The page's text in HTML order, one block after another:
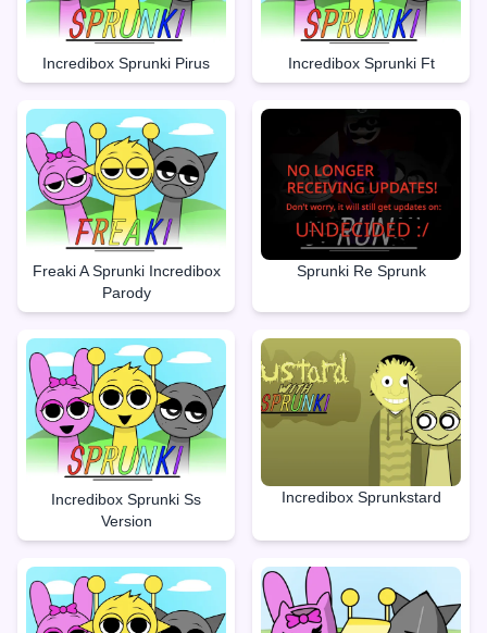
Incredibox Sprunki Pirus Incredibox Sprunki Ft
Freaki A Sprunki Incredibox
Parody
Sprunki Re Sprunk
Incredibox Sprunki Ss
Version
Incredibox Sprunkstard